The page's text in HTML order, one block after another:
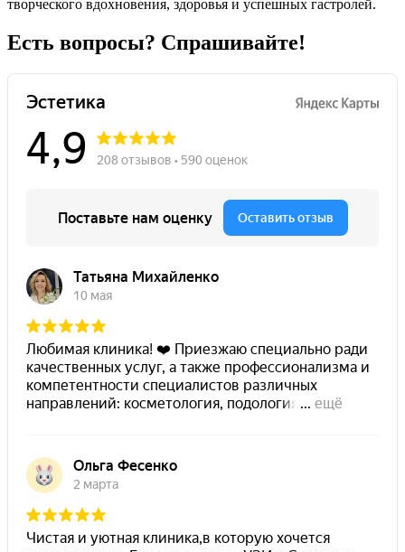
творческого вдохновения, здоровья и успешных гастролей.
Есть вопросы? Спрашивайте!